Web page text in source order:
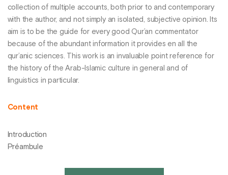
collection of multiple accounts, both prior to and contemporary
with the author, and not simply an isolated, subjective opinion. Its
aim is to be the guide for every good Qur’an commentator
because of the abundant information it provides en all the
qur’anic sciences. This work is an invaluable point reference for
the history of the Arab-Islamic culture in general and of
linguistics in particular.
Content
Introduction
Préambule